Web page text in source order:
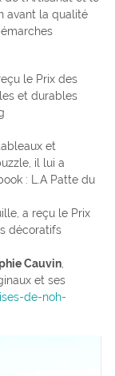
avant la qualité
le Prix des
et durables
et
il lui a
: L.A Patte du
a reçu le Prix
décoratifs
Cauvin,
et ses
de-noh-